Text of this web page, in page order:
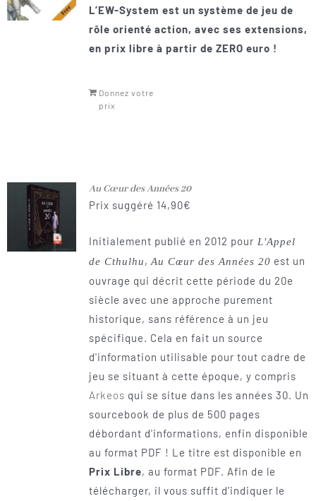
L’EW-System est un système de jeu de
rôle orienté action, avec ses extensions,
en prix libre à partir de ZERO euro !
Donnez votre
prix
Au Cœur des Années 20
Prix suggéré 14,90€
Initialement publié en 2012 pour L'Appel
de Cthulhu, Au Cœur des Années 20 est un
ouvrage qui décrit cette période du 20e
siècle avec une approche purement
historique, sans référence à un jeu
spécifique. Cela en fait un source
d'information utilisable pour tout cadre de
jeu se situant à cette époque, y compris
Arkeos qui se situe dans les années 30. Un
sourcebook de plus de 500 pages
débordant d'informations, enfin disponible
au format PDF ! Le titre est disponible en
Prix Libre, au format PDF. Afin de le
télécharger, il vous suffit d’indiquer le